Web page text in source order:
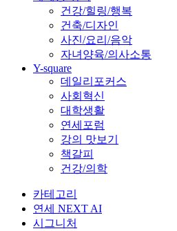
건강/힐링/행복
건축/디자인
사진/요리/음악
자녀양육/의사소통
Y-square
데일리포커스
사회혁신
대학생활
연세포럼
강의 맛보기
책갈피
건강/의학
카테고리
연세 NEXT AI
시그니처